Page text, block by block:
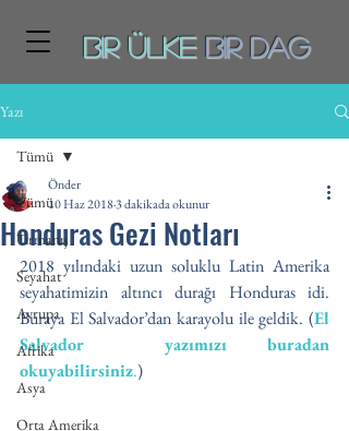
Bir ÜLKEBiR DAg
Yazı
Tümü
Tırmanış
Seyahat
Avrupa
Afrika
Asya
Orta Amerika
Tümü
Honduras Gezi Notları
Önder
10 Haz 20183 dakikada okunur
2018 yılındaki uzun soluklu Latin Amerika
seyahatimizin altıncı durağı Honduras idi.
Buraya El Salvador’dan karayolu ile geldik. (El
Salvador  yazımızı buradan
okuyabilirsiniz.)